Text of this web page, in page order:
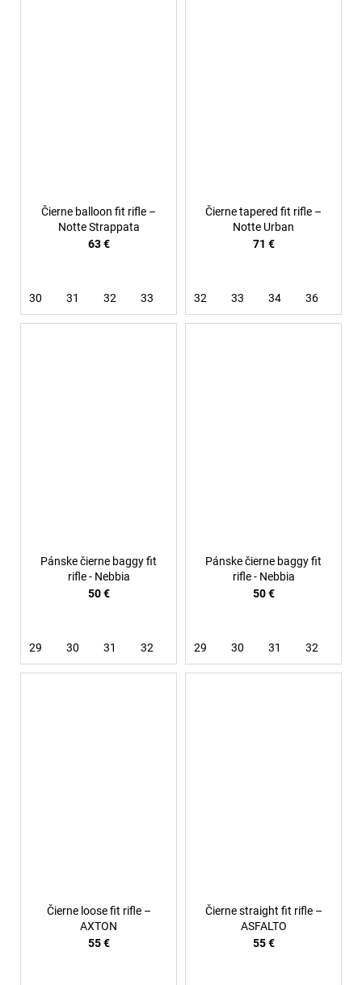
Čierne balloon fit rifle –
Notte Strappata
63 €
30 31 32 33
Čierne tapered fit rifle –
Notte Urban
71 €
32 33 34 36
Pánske čierne baggy fit
rifle - Nebbia
50 €
29 30 31 32
Pánske čierne baggy fit
rifle - Nebbia
50 €
29 30 31 32
Čierne loose fit rifle –
AXTON
55 €
Čierne straight fit rifle –
ASFALTO
55 €